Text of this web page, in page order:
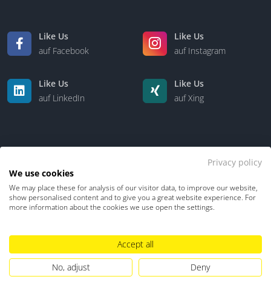
Like Us
auf Facebook
Like Us
auf Instagram
Like Us
auf LinkedIn
Like Us
auf Xing
Kontakt Über uns
Impressum
Hinweisgebersystem
Umgang mit KI
Privacy policy
We use cookies
We may place these for analysis of our visitor data, to improve our website,
show personalised content and to give you a great website experience. For
more information about the cookies we use open the settings.
Accept all
No, adjust
Deny